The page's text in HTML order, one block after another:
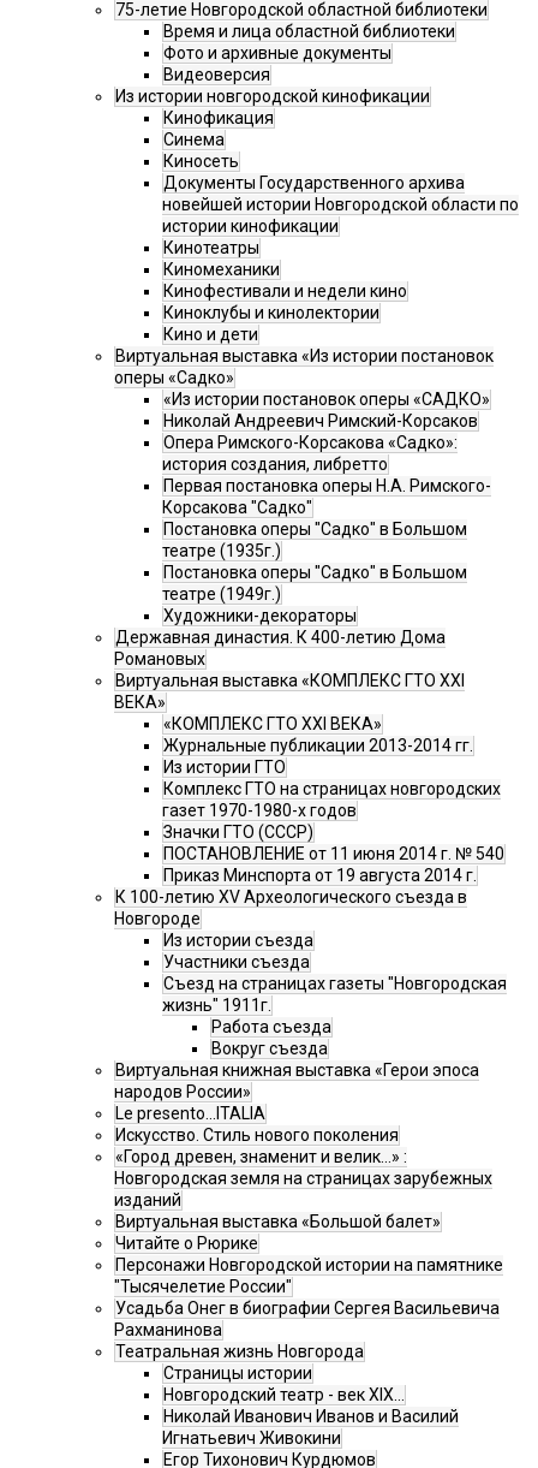
75-летие Новгородской областной библиотеки
Время и лица областной библиотеки
Фото и архивные документы
Видеоверсия
Из истории новгородской кинофикации
Кинофикация
Синема
Киносеть
Документы Государственного архива
новейшей истории Новгородской области по
истории кинофикации
Кинотеатры
Киномеханики
Кинофестивали и недели кино
Киноклубы и кинолектории
Кино и дети
Виртуальная выставка «Из истории постановок
оперы «Садко»
«Из истории постановок оперы «САДКО»
Николай Андреевич Римский-Корсаков
Опера Римского-Корсакова «Садко»:
история создания, либретто
Первая постановка оперы Н.А. Римского-
Корсакова "Садко"
Постановка оперы "Садко" в Большом
театре (1935г.)
Постановка оперы "Садко" в Большом
театре (1949г.)
Художники-декораторы
Державная династия. К 400-летию Дома
Романовых
Виртуальная выставка «КОМПЛЕКС ГТО XXI
ВЕКА»
«КОМПЛЕКС ГТО XXI ВЕКА»
Журнальные публикации 2013-2014 гг.
Из истории ГТО
Комплекс ГТО на страницах новгородских
газет 1970-1980-х годов
Значки ГТО (СССР)
ПОСТАНОВЛЕНИЕ от 11 июня 2014 г. № 540
Приказ Минспорта от 19 августа 2014 г.
К 100-летию XV Археологического съезда в
Новгороде
Из истории съезда
Участники съезда
Cъезд на страницах газеты "Новгородская
жизнь" 1911г.
Работа съезда
Вокруг съезда
Виртуальная книжная выставка «Герои эпоса
народов России»
Le presento...ITALIA
Искусство. Стиль нового поколения
«Город древен, знаменит и велик…» :
Новгородская земля на страницах зарубежных
изданий
Виртуальная выставка «Большой балет»
Читайте о Рюрике
Персонажи Новгородской истории на памятнике
"Тысячелетие России"
Усадьба Онег в биографии Сергея Васильевича
Рахманинова
Театральная жизнь Новгорода
Страницы истории
Новгородский театр - век XIX…
Николай Иванович Иванов и Василий
Игнатьевич Живокини
Егор Тихонович Курдюмов